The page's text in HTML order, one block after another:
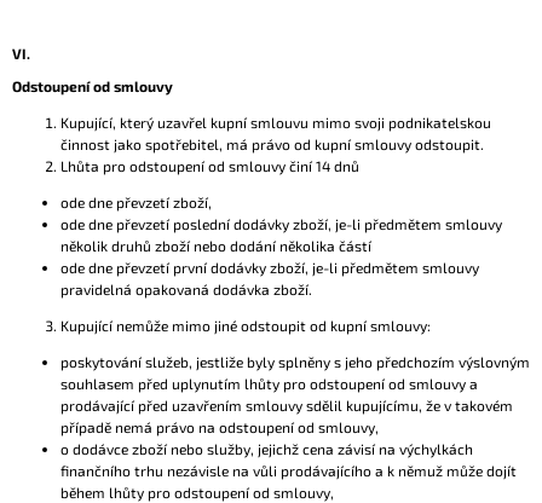
VI.
Odstoupení od smlouvy
Kupující, který uzavřel kupní smlouvu mimo svoji podnikatelskou
činnost jako spotřebitel, má právo od kupní smlouvy odstoupit.
Lhůta pro odstoupení od smlouvy činí 14 dnů
ode dne převzetí zboží,
ode dne převzetí poslední dodávky zboží, je-li předmětem smlouvy
několik druhů zboží nebo dodání několika částí
ode dne převzetí první dodávky zboží, je-li předmětem smlouvy
pravidelná opakovaná dodávka zboží.
Kupující nemůže mimo jiné odstoupit od kupní smlouvy:
poskytování služeb, jestliže byly splněny s jeho předchozím výslovným
souhlasem před uplynutím lhůty pro odstoupení od smlouvy a
prodávající před uzavřením smlouvy sdělil kupujícímu, že v takovém
případě nemá právo na odstoupení od smlouvy,
o dodávce zboží nebo služby, jejichž cena závisí na výchylkách
finančního trhu nezávisle na vůli prodávajícího a k němuž může dojít
během lhůty pro odstoupení od smlouvy,